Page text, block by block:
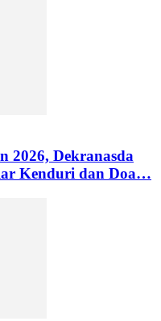
2026, Dekranasda
Kenduri dan Doa…